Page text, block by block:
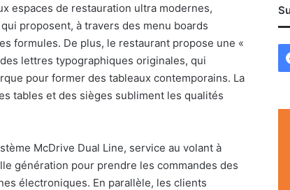
espaces de restauration ultra modernes,
proposent, à travers des menu boards
formules. De plus, le restaurant propose une «
lettres typographiques originales, qui
pour former des tableaux contemporains. La
tables et des sièges subliment les qualités
McDrive Dual Line, service au volant à
génération pour prendre les commandes des
électroniques. En parallèle, les clients